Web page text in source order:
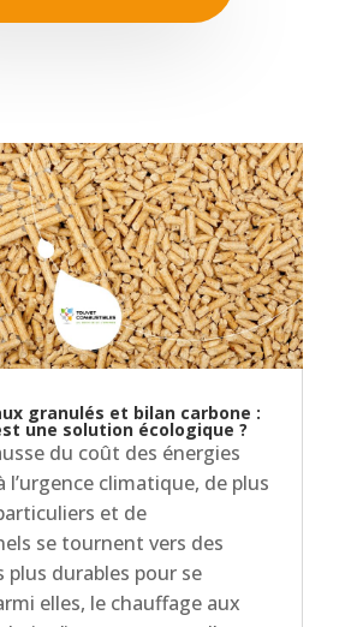
granulés et bilan carbone :
une solution écologique ?
du coût des énergies
l’urgence climatique, de plus
et de
se tournent vers des
plus durables pour se
elles, le chauffage aux